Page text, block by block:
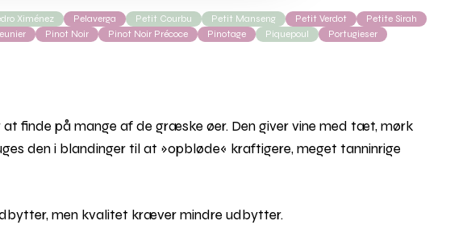
Ximénez Pelaverga Petit Courbu Petit Manseng Petit Verdot
Petite Sirah
Pinot Noir Pinot Noir Précoce Pinotage Piquepoul
Portugieser
finde på mange af de græske øer. Den giver vine med tæt, mørk
den i blandinger til at »opbløde« kraftigere, meget tanninrige
men kvalitet kræver mindre udbytter.